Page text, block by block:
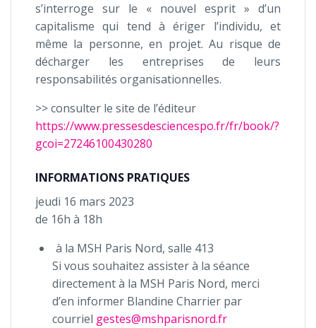
s’interroge sur le « nouvel esprit » d’un
capitalisme qui tend à ériger l’individu, et
même la personne, en projet. Au risque de
décharger les entreprises de leurs
responsabilités organisationnelles.
>> consulter le site de l’éditeur
https://www.pressesdesciencespo.fr/fr/book/?
gcoi=27246100430280
INFORMATIONS PRATIQUES
jeudi 16 mars 2023
de 16h à 18h
à la MSH Paris Nord, salle 413
Si vous souhaitez assister à la séance
directement à la MSH Paris Nord, merci
d’en informer Blandine Charrier par
courriel gestes@mshparisnord.fr